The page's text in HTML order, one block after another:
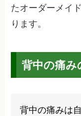
たオーダーメイ
ります。
背中の痛み
背中の痛みは